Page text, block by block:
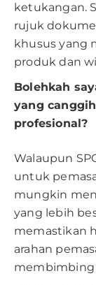
ketukangan.
rujuk
khusus yang
produk dan
Bolehkah
yang
profesional?
Walaupun
untuk
mungkin
yang lebih
memastikan
arahan
membimbing